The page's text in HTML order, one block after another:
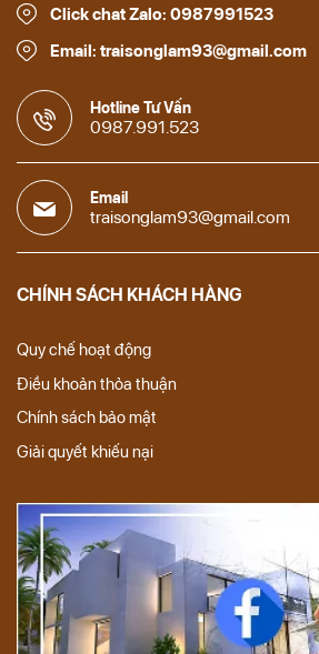
Click chat Zalo: 0987991523
Email: traisonglam93@gmail.com
Hotline Tư Vấn
0987.991.523
Email
traisonglam93@gmail.com
CHÍNH SÁCH KHÁCH HÀNG
Quy chế hoạt động
Điều khoản thỏa thuận
Chính sách bảo mật
Giải quyết khiếu nại